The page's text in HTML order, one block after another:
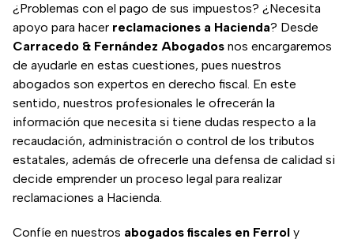
¿Problemas con el pago de sus impuestos? ¿Necesita
apoyo para hacer reclamaciones a Hacienda? Desde
Carracedo & Fernández Abogados nos encargaremos
de ayudarle en estas cuestiones, pues nuestros
abogados son expertos en derecho fiscal. En este
sentido, nuestros profesionales le ofrecerán la
información que necesita si tiene dudas respecto a la
recaudación, administración o control de los tributos
estatales, además de ofrecerle una defensa de calidad si
decide emprender un proceso legal para realizar
reclamaciones a Hacienda.
Confíe en nuestros abogados fiscales en Ferrol y